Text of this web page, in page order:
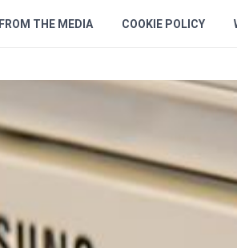
FROM THE MEDIA COOKIE POLICY